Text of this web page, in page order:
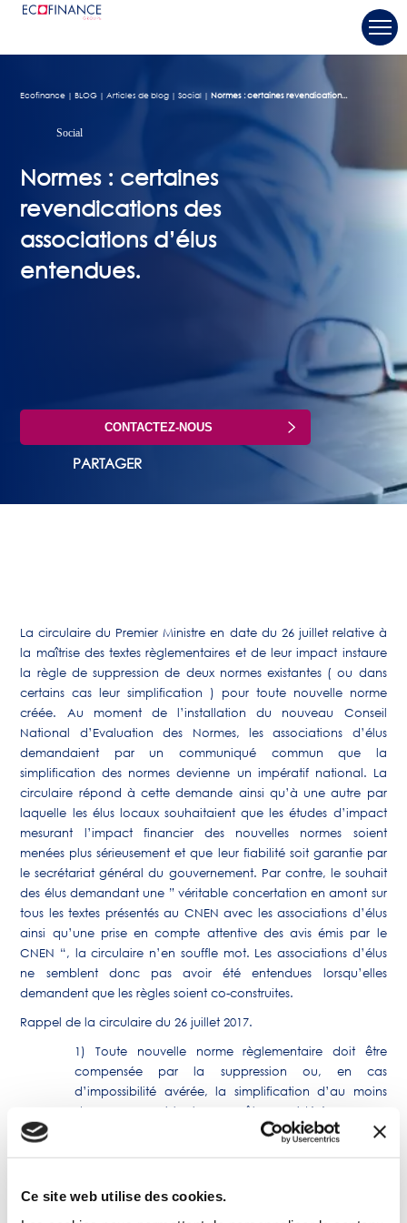
Ce site web utilise des cookies.
CONTACTEZ-NOUS
Ecofinance BLOG Articles de blog Social Normes : certaines revendication...
Social
Normes : certaines
revendications des
associations d’élus
entendues.
PARTAGER
La circulaire du Premier Ministre en date du 26 juillet relative à
la maîtrise des textes règlementaires et de leur impact instaure
la règle de suppression de deux normes existantes ( ou dans
certains cas leur simplification ) pour toute nouvelle norme
créée. Au moment de l’installation du nouveau Conseil
National d’Evaluation des Normes, les associations d’élus
demandaient par un communiqué commun que la
simplification des normes devienne un impératif national. La
circulaire répond à cette demande ainsi qu’à une autre par
laquelle les élus locaux souhaitaient que les études d’impact
mesurant l’impact financier des nouvelles normes soient
menées plus sérieusement et que leur fiabilité soit garantie par
le secrétariat général du gouvernement. Par contre, le souhait
des élus demandant une ” véritable concertation en amont sur
tous les textes présentés au CNEN avec les associations d’élus
ainsi qu’une prise en compte attentive des avis émis par le
CNEN “, la circulaire n’en souffle mot. Les associations d’élus
ne semblent donc pas avoir été entendues lorsqu’elles
demandent que les règles soient co-construites.
Rappel de la circulaire du 26 juillet 2017.
1) Toute nouvelle norme règlementaire doit être
compensée par la suppression ou, en cas
d’impossibilité avérée, la simplification d’au moins
deux normes existantes. Pour être considérées comme
valables, ces suppressions ou simplifications doivent
que la norme créée. Si la norme créée s’applique aux